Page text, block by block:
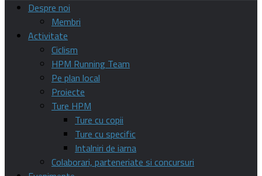
Despre noi
Membri
Activitate
Ciclism
HPM Running Team
Pe plan local
Proiecte
Ture HPM
Ture cu copii
Ture cu specific
Intalniri de iarna
Colaborari, parteneriate si concursuri